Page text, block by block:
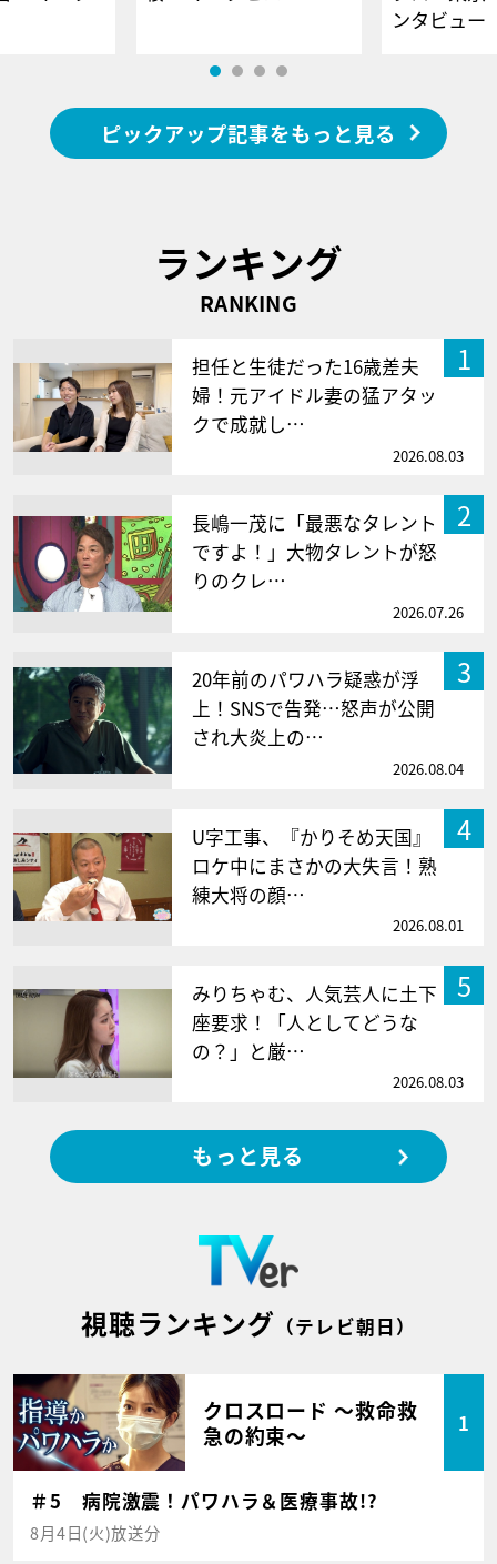
ンタビュー
ピックアップ記事をもっと見る
ランキング
RANKING
1
担任と生徒だった16歳差夫
婦！元アイドル妻の猛アタッ
クで成就し…
2026.08.03
2
長嶋一茂に「最悪なタレント
ですよ！」大物タレントが怒
りのクレ…
2026.07.26
3
20年前のパワハラ疑惑が浮
上！SNSで告発…怒声が公開
され大炎上の…
2026.08.04
4
U字工事、『かりそめ天国』
ロケ中にまさかの大失言！熟
練大将の顔…
2026.08.01
5
みりちゃむ、人気芸人に土下
座要求！「人としてどうな
の？」と厳…
2026.08.03
もっと見る
視聴ランキング （テレビ朝日）
クロスロード ～救命救
急の約束～
1
＃5 病院激震！パワハラ＆医療事故!?
8月4日(火)放送分